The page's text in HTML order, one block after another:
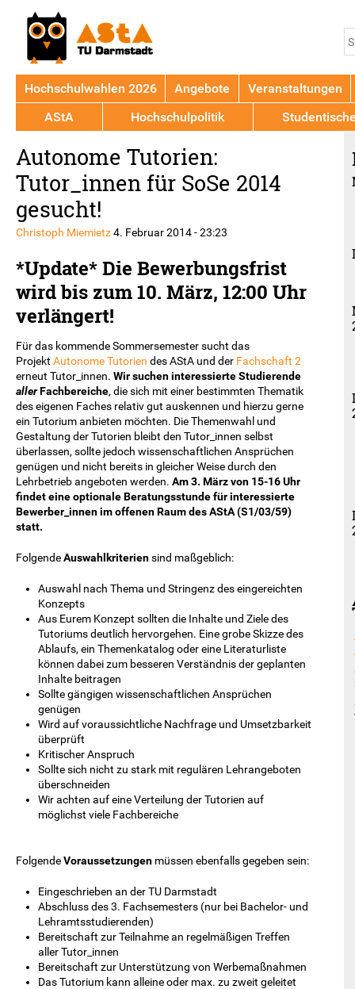
to
top
Autonome Tutorien:
Tutor_innen für SoSe 2014
gesucht!
Christoph Miemietz4. Februar 2014 - 23:23
*Update* Die Bewerbungsfrist
wird bis zum 10. März, 12:00 Uhr
verlängert!
Für das kommende Sommersemester sucht das
Projekt Autonome Tutorien des AStA und der Fachschaft 2
erneut Tutor_innen. Wir suchen interessierte Studierende
allerFachbereiche, die sich mit einer bestimmten Thematik
des eigenen Faches relativ gut auskennen und hierzu gerne
ein Tutorium anbieten möchten. Die Themenwahl und
Gestaltung der Tutorien bleibt den Tutor_innen selbst
überlassen, sollte jedoch wissenschaftlichen Ansprüchen
genügen und nicht bereits in gleicher Weise durch den
Lehrbetrieb angeboten werden. Am 3. März von 15-16 Uhr
findet eine optionale Beratungsstunde für interessierte
Bewerber_innen im offenen Raum des AStA (S1/03/59)
statt.
FolgendeAuswahlkriteriensind maßgeblich:
Auswahl nach Thema und Stringenz des eingereichten
Konzepts
Aus Eurem Konzept sollten die Inhalte und Ziele des
Tutoriums deutlich hervorgehen. Eine grobe Skizze des
Ablaufs, ein Themenkatalog oder eine Literaturliste
können dabei zum besseren Verständnis der geplanten
Inhalte beitragen
Sollte gängigen wissenschaftlichen Ansprüchen
genügen
Wird auf voraussichtliche Nachfrage und Umsetzbarkeit
überprüft
Kritischer Anspruch
Sollte sich nicht zu stark mit regulären Lehrangeboten
überschneiden
Wir achten auf eine Verteilung der Tutorien auf
möglichst viele Fachbereiche
FolgendeVoraussetzungen müssen ebenfalls gegeben sein:
Eingeschrieben an der TU Darmstadt
Abschluss des 3. Fachsemesters (nur bei Bachelor- und
Lehramtsstudierenden)
Bereitschaft zur Teilnahme an regelmäßigen Treffen
aller Tutor_innen
Bereitschaft zur Unterstützung von Werbemaßnahmen
Das Tutorium kann alleine oder max. zu zweit geleitet
Hochschulwahlen 2026 Angebote
Veranstaltungen
AStA
Hochschulpolitik